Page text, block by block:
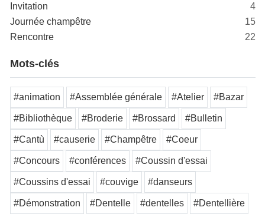
Invitation
4
Journée champêtre
15
Rencontre
22
Mots-clés
#animation #Assemblée générale #Atelier #Bazar
#Bibliothèque #Broderie #Brossard #Bulletin
#Cantù #causerie #Champêtre #Coeur
#Concours #conférences #Coussin d'essai
#Coussins d'essai #couvige #danseurs
#Démonstration #Dentelle #dentelles #Dentellière